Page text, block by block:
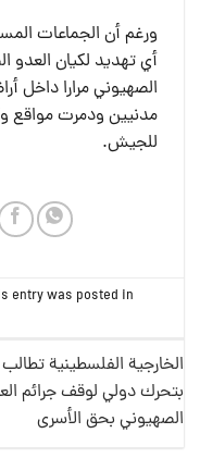
ورغم أن الجماعات
أي تهديد لكيان
الصهيوني مرارا داخل
مدنيين ودمرت مواقع
للجيش.
entry was posted in
الخارجية الفلسطينية تطالب
بتحرك دولي لوقف جرائم
الصهيوني بحق الأسرى